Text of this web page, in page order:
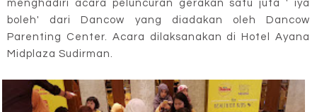
menghadiri acara peluncuran gerakan satu juta ' iya
boleh' dari Dancow yang diadakan oleh Dancow
Parenting Center. Acara dilaksanakan di Hotel Ayana
Midplaza Sudirman.